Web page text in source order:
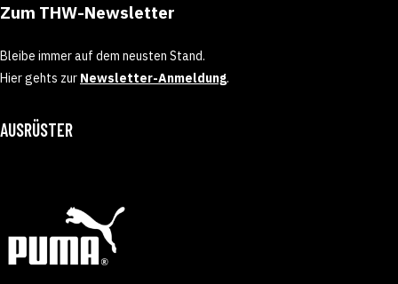
Zum THW-Newsletter
Bleibe immer auf dem neusten Stand.
Hier gehts zur Newsletter-Anmeldung.
AUSRÜSTER